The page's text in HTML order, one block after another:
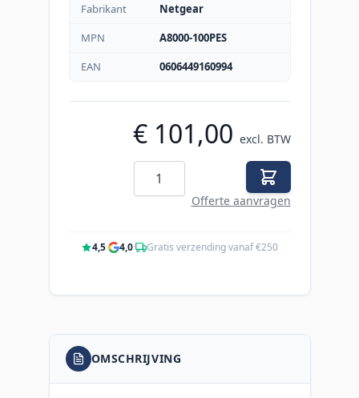
Fabrikant
Netgear
MPN
A8000-100PES
EAN
0606449160994
€ 101,00 excl. BTW
Aantal
Offerte aanvragen
4,5· 4,0· Gratis verzending vanaf €250
OMSCHRIJVING